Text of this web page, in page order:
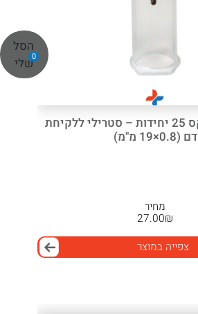
0
הסל
שלי
וקוטינר הולדקס 25 יחידות – סטרילי ללקיחת
דם (0.8×19 מ"מ)
מחיר
₪
27.00
צפייה במוצר